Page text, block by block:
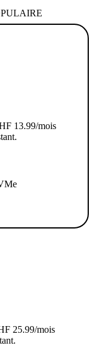
13.99/mois
25.99/mois